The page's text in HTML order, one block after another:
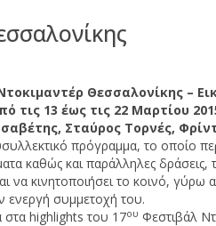
Θεσσαλονίκης –
τις 13 έως τις 22 Μαρτίου
Σταύρος Τορνές,
πρόγραμμα, το οποίο
καθώς και παράλληλες
να κινητοποιήσει το κοινό, γύρω
ενεργή συμμετοχή του.
στα highlights του 17ου Φεστιβάλ